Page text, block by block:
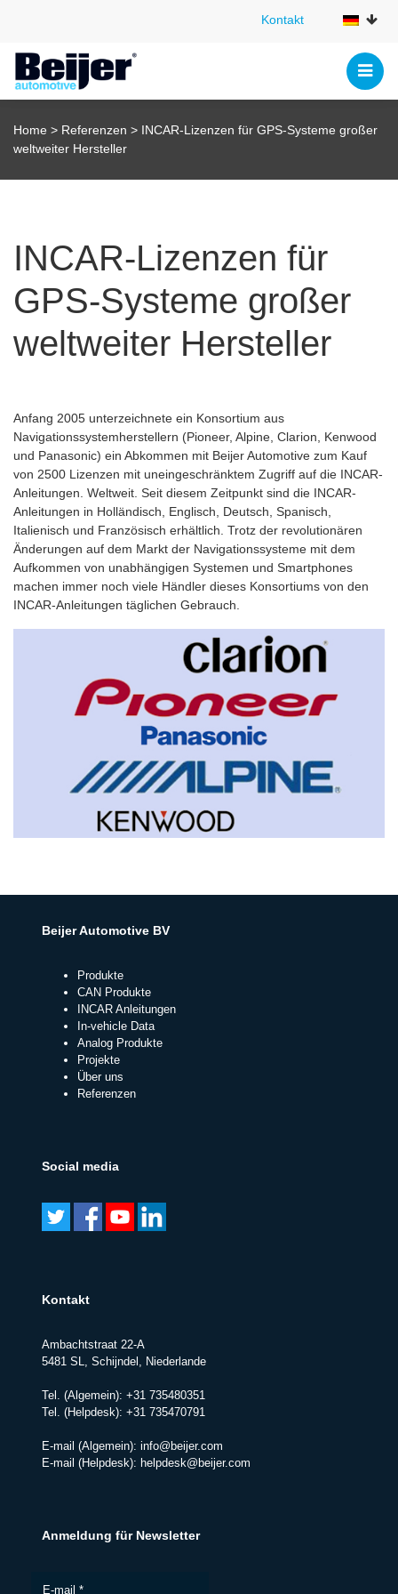
Kontakt
Kontakt
Home > Referenzen > INCAR-Lizenzen für GPS-Systeme großer
weltweiter Hersteller
INCAR-Lizenzen für
GPS-Systeme großer
weltweiter Hersteller
Anfang 2005 unterzeichnete ein Konsortium aus
Navigationssystemherstellern (Pioneer, Alpine, Clarion, Kenwood
und Panasonic) ein Abkommen mit Beijer Automotive zum Kauf
von 2500 Lizenzen mit uneingeschränktem Zugriff auf die INCAR-
Anleitungen. Weltweit. Seit diesem Zeitpunkt sind die INCAR-
Anleitungen in Holländisch, Englisch, Deutsch, Spanisch,
Italienisch und Französisch erhältlich. Trotz der revolutionären
Änderungen auf dem Markt der Navigationssysteme mit dem
Aufkommen von unabhängigen Systemen und Smartphones
machen immer noch viele Händler dieses Konsortiums von den
INCAR-Anleitungen täglichen Gebrauch.
Beijer Automotive BV
Produkte
CAN Produkte
INCAR Anleitungen
In-vehicle Data
Analog Produkte
Projekte
Über uns
Referenzen
Social media
Kontakt
Ambachtstraat 22-A
5481 SL, Schijndel, Niederlande
Tel. (Algemein): +31 735480351
Tel. (Helpdesk): +31 735470791
E-mail (Algemein): info@beijer.com
E-mail (Helpdesk): helpdesk@beijer.com
Anmeldung für Newsletter